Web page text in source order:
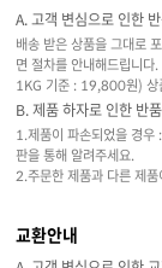
A. 고객 변심으로 인한
배송 받은 상품을 그대로
면 절차를 안내해드립니
1KG 기준 : 19,800원) 상
B. 제품 하자로 인한 반
1.제품이 파손되었을 경우
판을 통해 알려주세요.
2.주문한 제품과 다른 제
교환안내